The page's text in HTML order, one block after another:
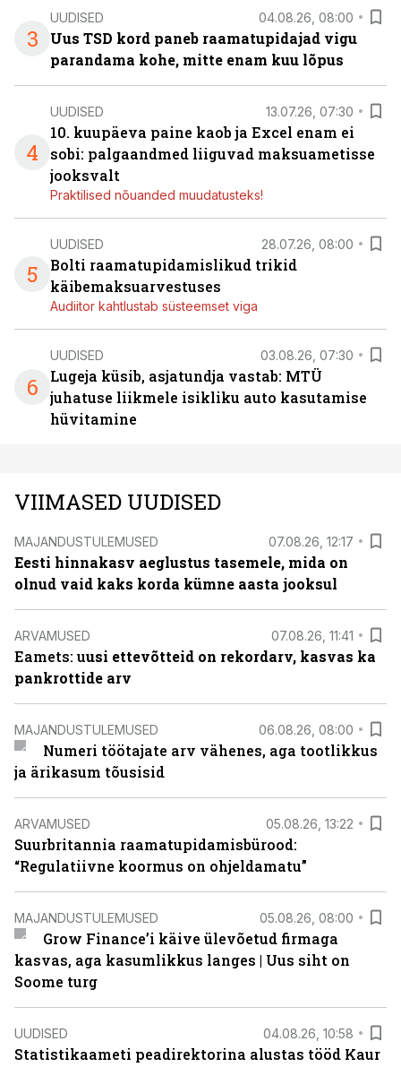
3
UUDISED 04.08.26, 08:00
Uus TSD kord paneb raamatupidajad vigu
parandama kohe, mitte enam kuu lõpus
4
UUDISED 13.07.26, 07:30
10. kuupäeva paine kaob ja Excel enam ei
sobi: palgaandmed liiguvad maksuametisse
jooksvalt
Praktilised nõuanded muudatusteks!
5
UUDISED 28.07.26, 08:00
Bolti raamatupidamislikud trikid
käibemaksuarvestuses
Audiitor kahtlustab süsteemset viga
6
UUDISED 03.08.26, 07:30
Lugeja küsib, asjatundja vastab: MTÜ
juhatuse liikmele isikliku auto kasutamise
hüvitamine
VIIMASED UUDISED
MAJANDUSTULEMUSED 07.08.26, 12:17
Eesti hinnakasv aeglustus tasemele, mida on
olnud vaid kaks korda kümne aasta jooksul
ARVAMUSED 07.08.26, 11:41
Eamets: uusi ettevõtteid on rekordarv, kasvas ka
pankrottide arv
MAJANDUSTULEMUSED 06.08.26, 08:00
Numeri töötajate arv vähenes, aga tootlikkus
ja ärikasum tõusisid
ARVAMUSED 05.08.26, 13:22
Suurbritannia raamatupidamisbürood:
“Regulatiivne koormus on ohjeldamatu”
MAJANDUSTULEMUSED 05.08.26, 08:00
Grow Finance’i käive ülevõetud firmaga
kasvas, aga kasumlikkus langes | Uus siht on
Soome turg
UUDISED 04.08.26, 10:58
Statistikaameti peadirektorina alustas tööd Kaur